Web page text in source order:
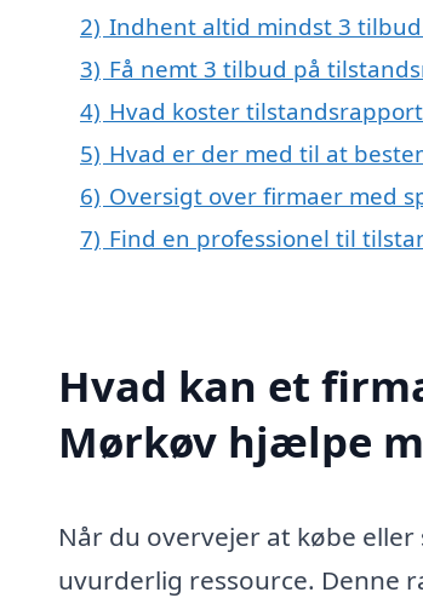
2) Indhent altid mindst 3
3) Få nemt 3 tilbud på
4) Hvad koster
5) Hvad er der med til at
6) Oversigt over firmaer med
7) Find en professionel til
Hvad kan et
Mørkøv hjælpe
Når du overvejer at købe
uvurderlig ressource. Denne